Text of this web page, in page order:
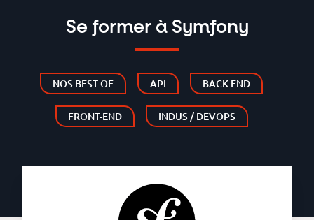
Se former à Symfony
NOS BEST-OF API BACK-END
FRONT-END INDUS / DEVOPS